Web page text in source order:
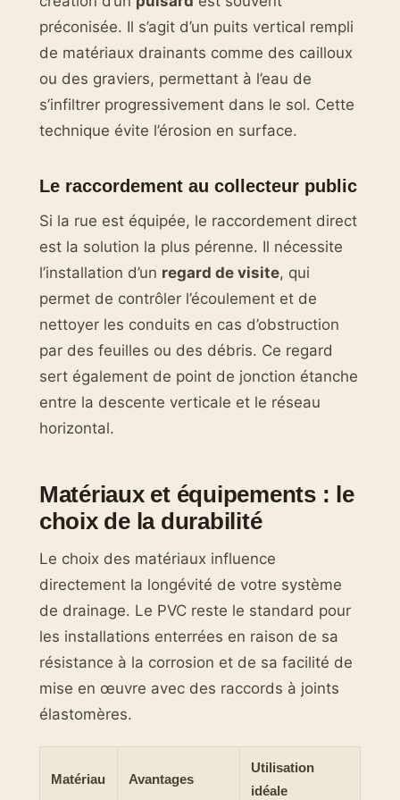
préconisée. Il s’agit d’un puits vertical rempli
de matériaux drainants comme des cailloux
ou des graviers, permettant à l’eau de
s’infiltrer progressivement dans le sol. Cette
technique évite l’érosion en surface.
Le raccordement au collecteur public
Si la rue est équipée, le raccordement direct
est la solution la plus pérenne. Il nécessite
l’installation d’un regard de visite, qui
permet de contrôler l’écoulement et de
nettoyer les conduits en cas d’obstruction
par des feuilles ou des débris. Ce regard
sert également de point de jonction étanche
entre la descente verticale et le réseau
horizontal.
Matériaux et équipements : le
choix de la durabilité
Le choix des matériaux influence
directement la longévité de votre système
de drainage. Le PVC reste le standard pour
les installations enterrées en raison de sa
résistance à la corrosion et de sa facilité de
mise en œuvre avec des raccords à joints
élastomères.
Matériau Avantages
Utilisation
idéale